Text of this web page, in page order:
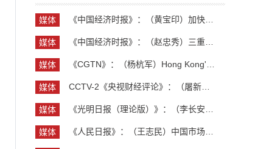
媒体
媒体
媒体
媒体
媒体
媒体